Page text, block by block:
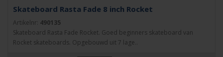
Skateboard Rasta Fade 8 inch Rocket
Artikelnr: 490135
Skateboard Rasta Fade Rocket. Goed beginners skateboard van
Rocket skateboards. Opgebouwd uit 7 lage..